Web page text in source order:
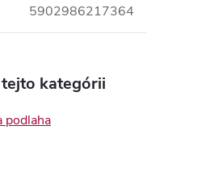
5902986217364
kategórii
podlaha